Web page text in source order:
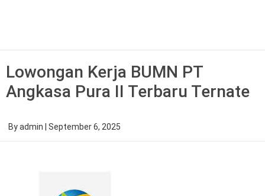
Lowongan Kerja BUMN PT
Angkasa Pura II Terbaru Ternate
Byadmin September 6, 2025